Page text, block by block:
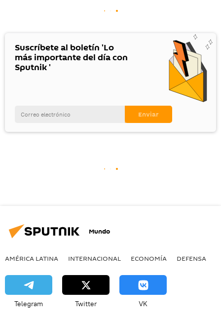
Suscríbete al boletín 'Lo
más importante del día con
Sputnik '
Mundo
AMÉRICA LATINA INTERNACIONAL ECONOMÍA DEFENSA
Telegram Twitter VK